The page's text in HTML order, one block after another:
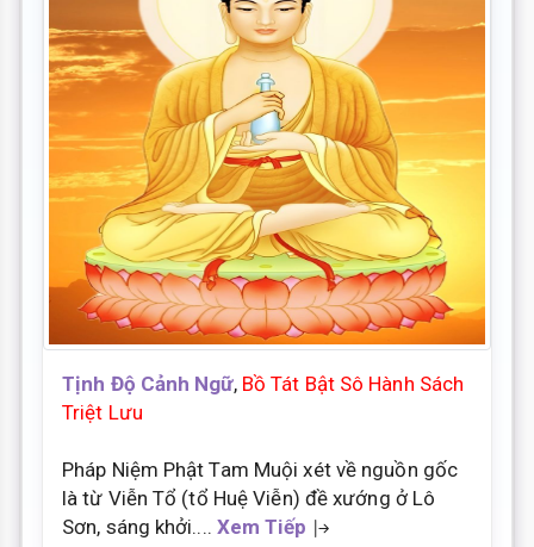
Tịnh Độ Cảnh Ngữ, Bồ Tát Bật Sô Hành Sách
Triệt Lưu
Pháp Niệm Phật Tam Muội xét về nguồn gốc
là từ Viễn Tổ (tổ Huệ Viễn) đề xướng ở Lô
Sơn, sáng khởi.... Xem Tiếp